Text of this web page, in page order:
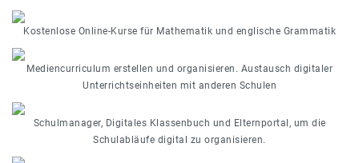
Kostenlose Online-Kurse für Mathematik und englische Grammatik
Mediencurriculum erstellen und organisieren. Austausch digitaler
Unterrichtseinheiten mit anderen Schulen
Schulmanager, Digitales Klassenbuch und Elternportal, um die
Schulabläufe digital zu organisieren.